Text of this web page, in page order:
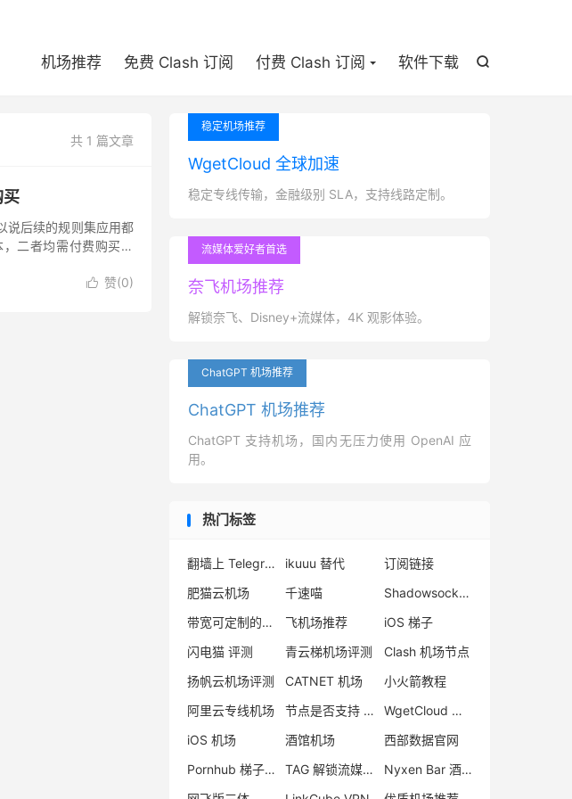

机场推荐 免费 Clash 订阅 付费 Clash 订阅 软件下载
共 1 篇文章
说后续的规则集应用都
二者均需付费购买。
 赞(0)
稳定机场推荐
WgetCloud 全球加速
稳定专线传输，金融级别 SLA，支持线路定制。
流媒体爱好者首选
奈飞机场推荐
解锁奈飞、Disney+流媒体，4K 观影体验。
ChatGPT 机场推荐
ChatGPT 机场推荐
ChatGPT 支持机场，国内无压力使用 OpenAI 应
用。
热门标签
翻墙上 Telegram ikuuu 替代
订阅链接
肥猫云机场
千速喵
Shadowsocks 香港节点
带宽可定制的机场
飞机场推荐
iOS 梯子
闪电猫 评测
青云梯机场评测
Clash 机场节点
扬帆云机场评测
CATNET 机场
小火箭教程
阿里云专线机场
节点是否支持 UDP
WgetCloud 机场
iOS 机场
酒馆机场
西部数据官网
Pornhub 梯子推荐
TAG 解锁流媒体
Nyxen Bar 酒馆加速